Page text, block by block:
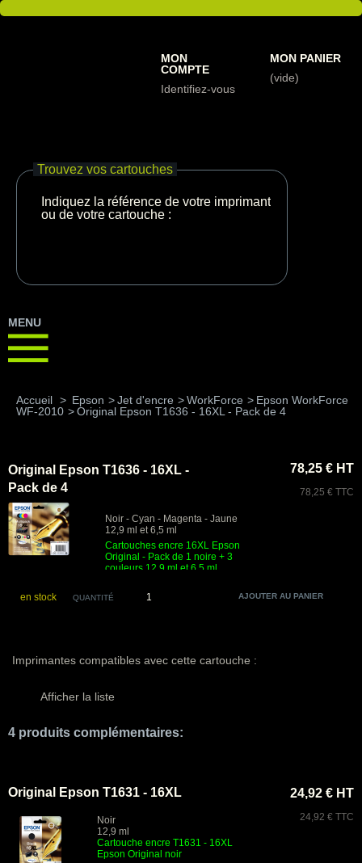
MON
COMPTE
Identifiez-vous
MON PANIER
(vide)
Trouvez vos cartouches
Indiquez la référence de votre imprimante
ou de votre cartouche :
MENU
Accueil > Epson >Jet d'encre >WorkForce > Epson WorkForce
WF-2010 >Original Epson T1636 - 16XL - Pack de 4
Original Epson T1636 - 16XL -
Pack de 4
Noir - Cyan - Magenta - Jaune
12,9 ml et 6,5 ml
Cartouches encre 16XL Epson
Original - Pack de 1 noire + 3
couleurs 12,9 ml et 6,5 ml
78,25 € HT
78,25 € TTC
en stock QUANTITÉ
Imprimantes compatibles avec cette cartouche :
Afficher la liste
4 produits complémentaires:
Original Epson T1631 - 16XL
Noir
12,9 ml
Cartouche encre T1631 - 16XL
Epson Original noir
24,92 € HT
24,92 € TTC